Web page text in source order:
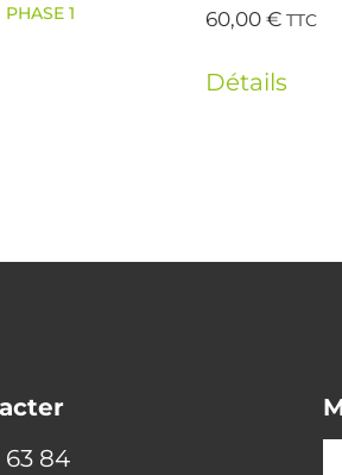
1 60,00€ TTC
Détails
63 84